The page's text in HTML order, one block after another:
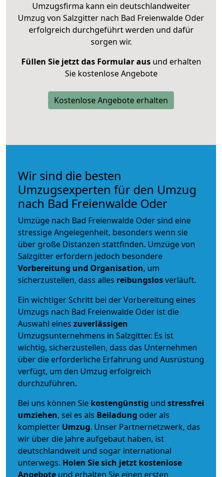
Umzugsfirma kann ein deutschlandweiter
Umzug von Salzgitter nach Bad Freienwalde Oder
erfolgreich durchgeführt werden und dafür
sorgen wir.
Füllen Sie jetzt das Formular ausund erhalten
Sie kostenlose Angebote
Kostenlose Angebote erhalten
Wir sind die besten
Umzugsexperten für den Umzug
nach Bad Freienwalde Oder
Umzüge nach Bad Freienwalde Oder sind eine
stressige Angelegenheit, besonders wenn sie
über große Distanzen stattfinden. Umzüge von
Salzgitter erfordern jedoch besondere
Vorbereitung und Organisation, um
sicherzustellen, dass alles reibungslosverläuft.
Ein wichtiger Schritt bei der Vorbereitung eines
Umzugs nach Bad Freienwalde Oder ist die
Auswahl eines zuverlässigen
Umzugsunternehmens in Salzgitter. Es ist
wichtig, sicherzustellen, dass das Unternehmen
über die erforderliche Erfahrung und Ausrüstung
verfügt, um den Umzug erfolgreich
durchzuführen.
Bei uns können Sie kostengünstig und stressfrei
umziehen, sei es als Beiladung oder als
kompletter Umzug. Unser Partnernetzwerk, das
wir über die Jahre aufgebaut haben, ist
deutschlandweit und sogar international
unterwegs. Holen Sie sich jetzt kostenlose
Angebote und erhalten Sie einen ersten